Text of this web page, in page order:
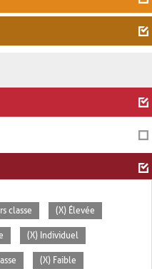
classe (X) Élevée
(X) Individuel
(X) Faible